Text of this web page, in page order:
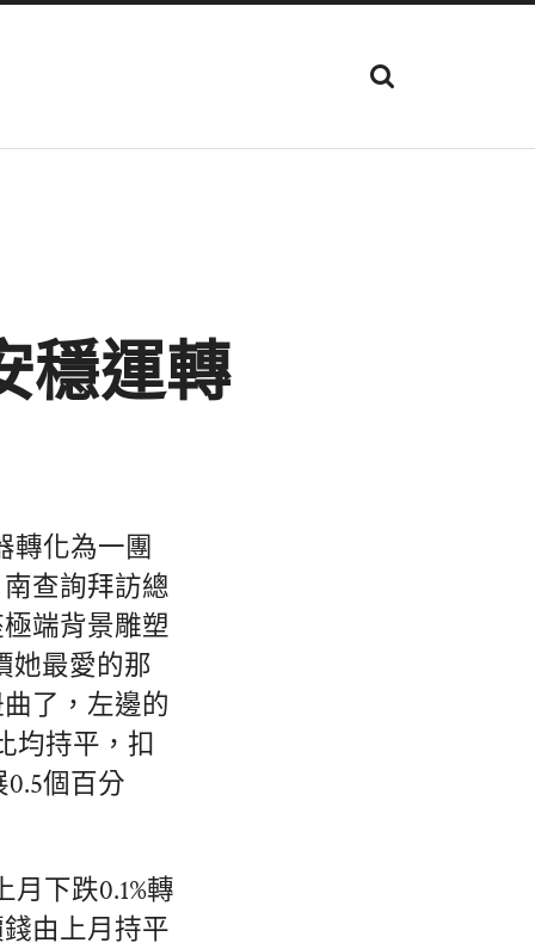
顯
示
位
穩運轉
轉化為一團
查詢拜訪總
端背景雕塑
她最愛的那
了，左邊的
均持平，扣
個百分
下跌0.1%轉
由上月持平